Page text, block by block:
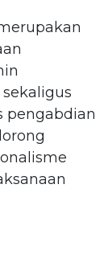
pengabdian